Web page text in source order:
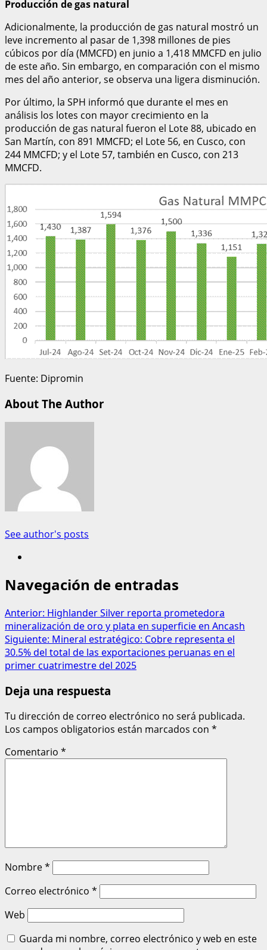
Producción de gas natural
Adicionalmente, la producción de gas natural mostró un
leve incremento al pasar de 1,398 millones de pies
cúbicos por día (MMCFD) en junio a 1,418 MMCFD en julio
de este año. Sin embargo, en comparación con el mismo
mes del año anterior, se observa una ligera disminución.
Por último, la SPH informó que durante el mes en
análisis los lotes con mayor crecimiento en la
producción de gas natural fueron el Lote 88, ubicado en
San Martín, con 891 MMCFD; el Lote 56, en Cusco, con
244 MMCFD; y el Lote 57, también en Cusco, con 213
MMCFD.
Fuente: Dipromin
About The Author
See author's posts
Navegación de entradas
Anterior: Highlander Silver reporta prometedora
mineralización de oro y plata en superficie en Ancash
Siguiente: Mineral estratégico: Cobre representa el
30.5% del total de las exportaciones peruanas en el
primer cuatrimestre del 2025
Deja una respuesta
Tu dirección de correo electrónico no será publicada.
Los campos obligatorios están marcados con *
Comentario *
Nombre*
Correo electrónico *
Web
Guarda mi nombre, correo electrónico y web en este